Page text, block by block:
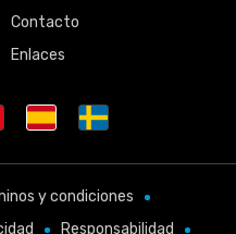
Contacto
Enlaces
y condiciones
Responsabilidad